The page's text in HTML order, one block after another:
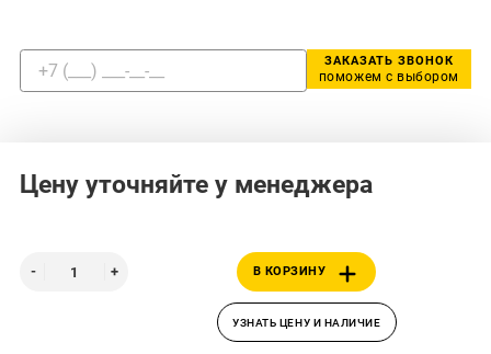
ЗАКАЗАТЬ ЗВОНОК
поможем с выбором
Цену уточняйте у менеджера
В КОРЗИНУ
УЗНАТЬ ЦЕНУ И НАЛИЧИЕ